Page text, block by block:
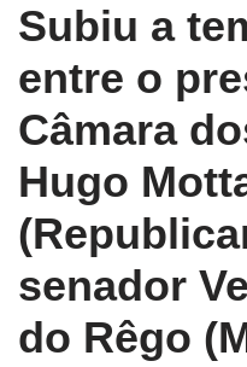
Subiu a
entre o
Câmara
Hugo
senador
do Rêgo